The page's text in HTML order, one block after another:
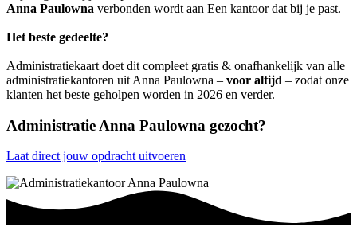
Anna Paulowna verbonden wordt aan Een kantoor dat bij je past.
Het beste gedeelte?
Administratiekaart doet dit compleet gratis & onafhankelijk van alle
administratiekantoren uit Anna Paulowna – voor altijd – zodat onze
klanten het beste geholpen worden in 2026 en verder.
Administratie Anna Paulowna gezocht?
Laat direct jouw opdracht uitvoeren